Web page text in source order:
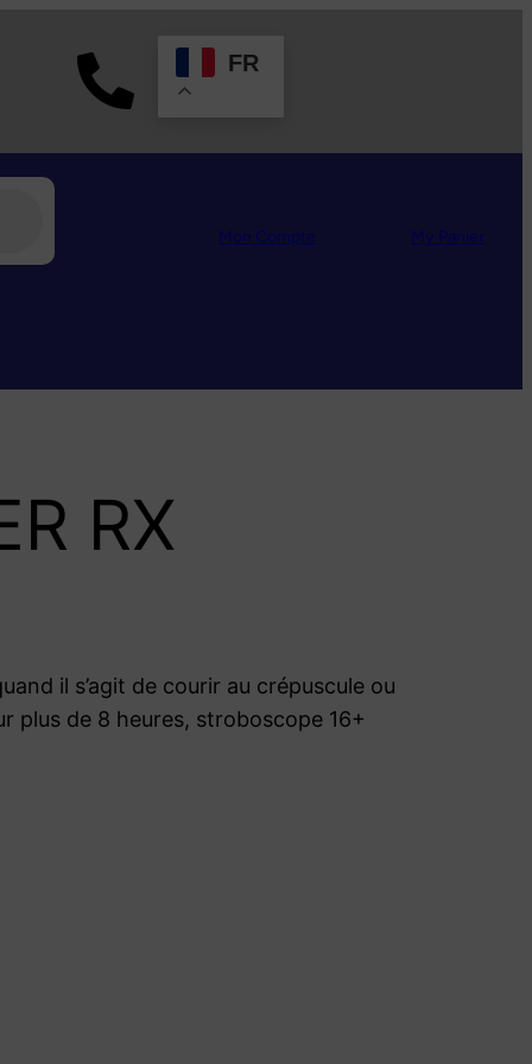
FR
Mon Compte My Panier
RX
il s’agit de courir au crépuscule ou
plus de 8 heures, stroboscope 16+